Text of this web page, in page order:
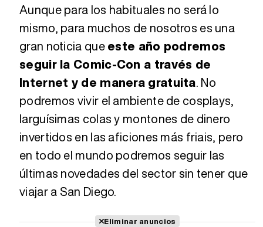
Aunque para los habituales no será lo
mismo, para muchos de nosotros es una
gran noticia queeste año podremos
seguir la Comic-Con a través de
Internet y de manera gratuita. No
podremos vivir el ambiente de cosplays,
larguísimas colas y montones de dinero
invertidos en las aficiones más friais, pero
en todo el mundo podremos seguir las
últimas novedades del sector sin tener que
viajar a San Diego.
Eliminar anuncios